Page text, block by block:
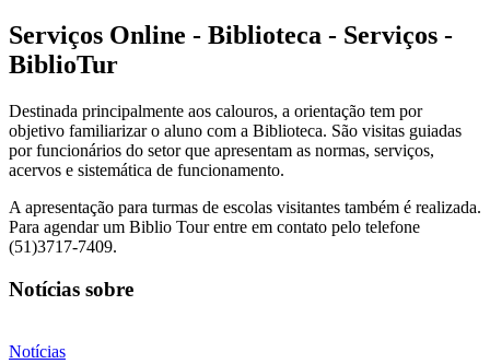
Serviços Online - Biblioteca - Serviços -
BiblioTur
Destinada principalmente aos calouros, a orientação tem por
objetivo familiarizar o aluno com a Biblioteca. São visitas guiadas
por funcionários do setor que apresentam as normas, serviços,
acervos e sistemática de funcionamento.
A apresentação para turmas de escolas visitantes também é realizada.
Para agendar um Biblio Tour entre em contato pelo telefone
(51)3717-7409.
Notícias sobre
Notícias